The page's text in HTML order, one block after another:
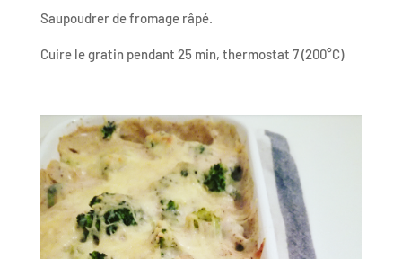
Saupoudrer de fromage râpé.
Cuire le gratin pendant 25 min, thermostat 7 (200°C)